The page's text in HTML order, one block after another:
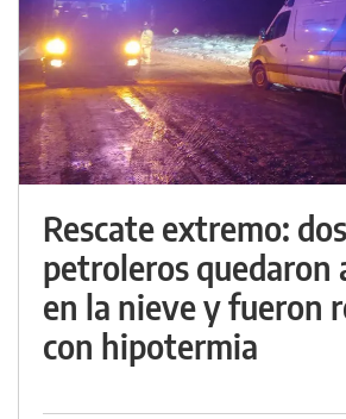
Rescate extremo: dos
petroleros quedaron
en la nieve y fueron
con hipotermia